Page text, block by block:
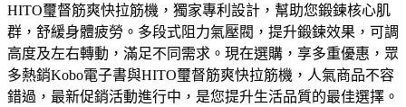
HITO璽督筋爽快拉筋機，獨家專利設計，幫助您鍛鍊核心肌
群，舒緩身體疲勞。多段式阻力氣壓閥，提升鍛鍊效果，可調
高度及左右轉動，滿足不同需求。現在選購，享多重優惠，眾
多熱銷Kobo電子書與HITO璽督筋爽快拉筋機，人氣商品不容
錯過，最新促銷活動進行中，是您提升生活品質的最佳選擇。